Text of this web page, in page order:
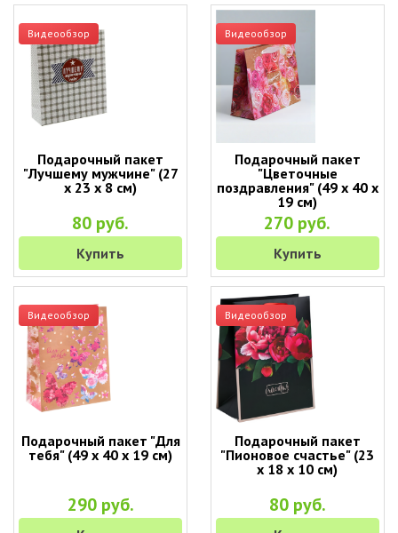
Видеообзор
Подарочный пакет
"Лучшему мужчине" (27
х 23 х 8 см)
80 руб.
Купить
Видеообзор
Подарочный пакет
"Цветочные
поздравления" (49 х 40 х
19 см)
270 руб.
Купить
Видеообзор
Подарочный пакет "Для
тебя" (49 х 40 х 19 см)
290 руб.
Видеообзор
Подарочный пакет
"Пионовое счастье" (23
х 18 х 10 см)
80 руб.